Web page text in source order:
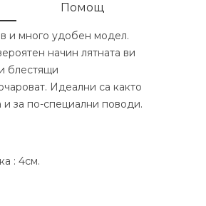
Помощ
и много удобен модел.
начин лятната ви
блестящи
Идеални са както
и за по-специални поводи.
: 4см.